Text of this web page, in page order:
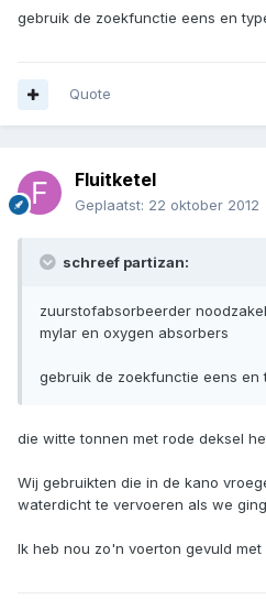
gebruik de zoekfunctie eens en
Quote
Fluitketel
Geplaatst: 22 oktober 2012
schreef partizan:
zuurstofabsorbeerder
mylar en oxygen absorbers
gebruik de zoekfunctie eens
die witte tonnen met rode deksel
Wij gebruikten die in de kano
waterdicht te vervoeren als we
Ik heb nou zo'n voerton gevuld